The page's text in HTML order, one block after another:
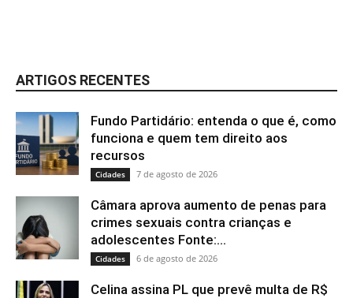
ARTIGOS RECENTES
Fundo Partidário: entenda o que é, como
funciona e quem tem direito aos
recursos
Cidades 7 de agosto de 2026
Câmara aprova aumento de penas para
crimes sexuais contra crianças e
adolescentes Fonte:...
Cidades 6 de agosto de 2026
Celina assina PL que prevê multa de R$